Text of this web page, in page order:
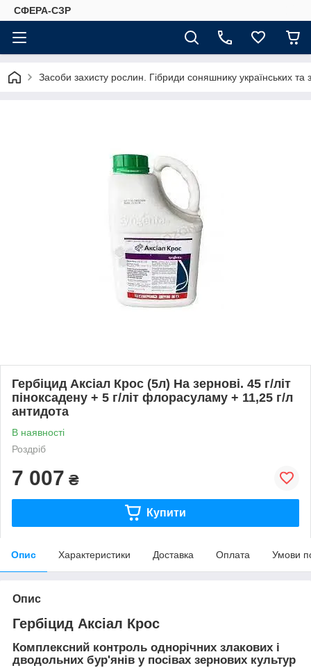
СФЕРА-СЗР
Засоби захисту рослин. Гібриди соняшнику українських та
Гербіцид Аксіал Крос (5л) На зернові. 45 г/літ
піноксадену + 5 г/літ флорасуламу + 11,25 г/л
антидота
В наявності
Роздріб
7 007 ₴
Купити
Опис Характеристики Доставка Оплата Умови
Опис
Гербіцид Аксіал Крос
Комплексний контроль однорічних злакових і
дводольних бур'янів у посівах зернових культур